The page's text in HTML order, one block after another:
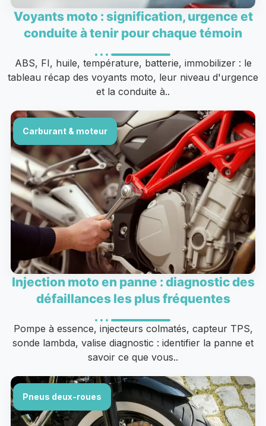
Voyants moto : signification, urgence et
conduite à tenir pour chaque témoin
ABS, FI, huile, température, batterie, immobilizer : le
tableau récap des voyants moto, leur niveau d'urgence
et la conduite à..
Carburant & moteur
Injection moto en panne : diagnostic des
défaillances les plus fréquentes
Pompe à essence, injecteurs colmatés, capteur TPS,
sonde lambda, valise diagnostic : identifier la panne et
savoir ce que vous..
Pneus deux-roues